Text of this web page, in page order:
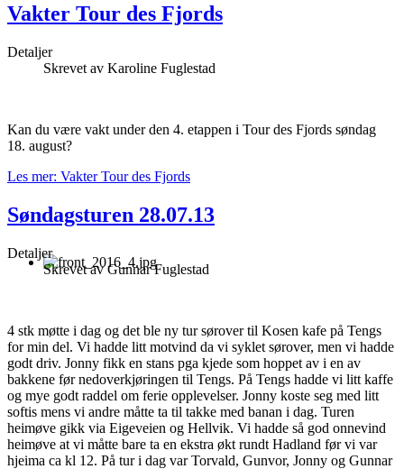
Vakter Tour des Fjords
Detaljer
Skrevet av Karoline Fuglestad
Kan du være vakt under den 4. etappen i Tour des Fjords søndag
18. august?
Les mer: Vakter Tour des Fjords
Søndagsturen 28.07.13
Detaljer
Skrevet avGunnar Fuglestad
4 stk møtte i dag og det ble ny tur sørover til Kosen kafe på Tengs
for min del. Vi hadde litt motvind da vi syklet sørover, men vi hadde
godt driv. Jonny fikk en stans pga kjede som hoppet av i en av
bakkene før nedoverkjøringen til Tengs. På Tengs hadde vi litt kaffe
og mye godt raddel om ferie opplevelser. Jonny koste seg med litt
softis mens vi andre måtte ta til takke med banan i dag. Turen
heimøve gikk via Eigeveien og Hellvik. Vi hadde så god onnevind
heimøve at vi måtte bare ta en ekstra økt rundt Hadland før vi var
hjeima ca kl 12. På tur i dag var Torvald, Gunvor, Jonny og Gunnar